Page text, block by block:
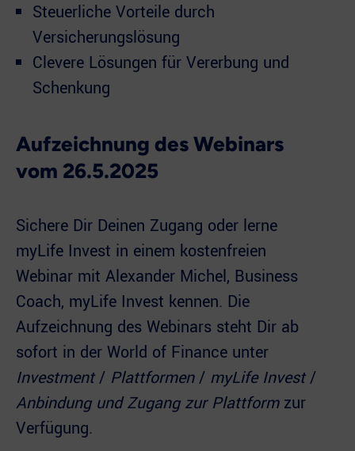
Steuerliche Vorteile durch
Versicherungslösung
Clevere Lösungen für Vererbung und
Schenkung
Aufzeichnung des Webinars
vom 26.5.2025
Sichere Dir Deinen Zugang oder lerne
myLife Invest in einem kostenfreien
Webinar mit Alexander Michel, Business
Coach, myLife Invest kennen. Die
Aufzeichnung des Webinars steht Dir ab
sofort in der World of Finance unter
Investment/ Plattformen/ myLife Invest/
Anbindung und Zugang zur Plattformzur
Verfügung.